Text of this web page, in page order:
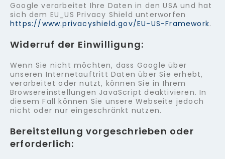
Google verarbeitet Ihre Daten in den USA und hat
sich dem EU_US Privacy Shield unterworfen
https://www.privacyshield.gov/EU-US-Framework.
Widerruf der Einwilligung:
Wenn Sie nicht möchten, dass Google über
unseren Internetauftritt Daten über Sie erhebt,
verarbeitet oder nutzt, können Sie in Ihrem
Browsereinstellungen JavaScript deaktivieren. In
diesem Fall können Sie unsere Webseite jedoch
nicht oder nur eingeschränkt nutzen.
Bereitstellung vorgeschrieben oder
erforderlich: